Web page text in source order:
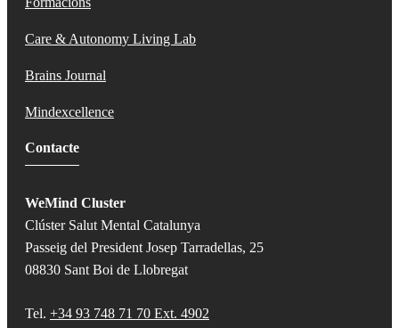
Care & Autonomy Living Lab
Brains Journal
Mindexcellence
Contacte
WeMind Cluster
Clúster Salut Mental Catalunya
Passeig del President Josep Tarradellas, 25
08830 Sant Boi de Llobregat
Tel. +34 93 748 71 70 Ext. 4902